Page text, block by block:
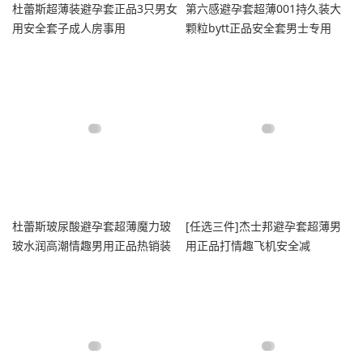
杜蕾斯超薄装避孕套正品3只男女
用安全套子成人房事用
第六感避孕套超薄001持久装大
颗粒bytt正品安全套男士专用
杜蕾斯玻尿酸避孕套超薄魔力玻
玻水润高潮情趣男用正品热销装
[任选三件]杰士邦避孕套超薄男
用正品打情趣飞机安全减